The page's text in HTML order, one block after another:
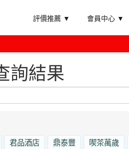
評價推薦 ▼ 會員中心 ▼
詢結果
君品酒店 鼎泰豐 喫茶萬歲